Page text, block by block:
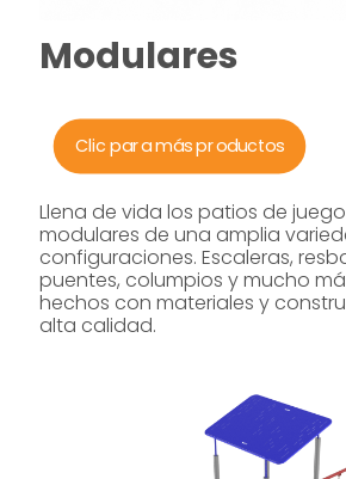
Modulares
Clic para más productos
Llena de vida los patios de
modulares de una amplia
configuraciones. Escaleras,
puentes, columpios y mucho
hechos con materiales y
alta calidad.